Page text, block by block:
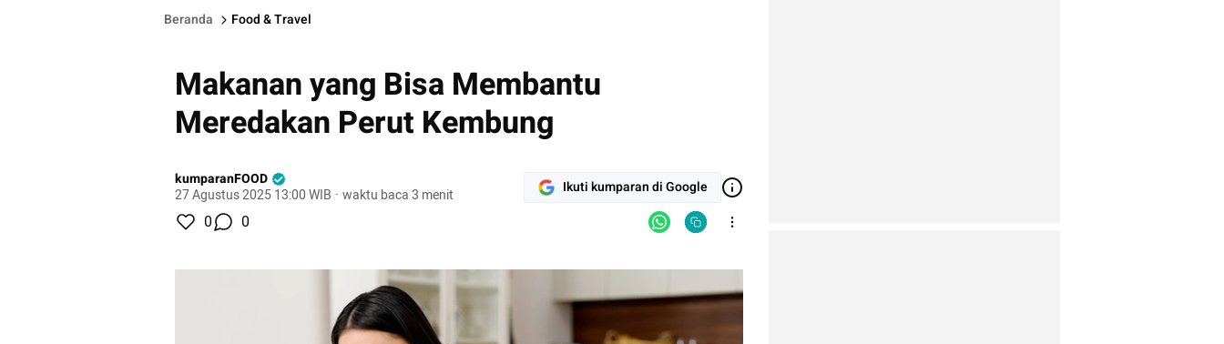
Beranda Food & Travel
Makanan yang Bisa Membantu
Meredakan Perut Kembung
kumparanFOOD
27 Agustus 2025 13:00 WIB · waktu baca 3 menit Ikuti kumparan di Google
0 0